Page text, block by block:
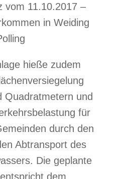
vom 11.10.2017 –
in Weiding
hieße zudem
Quadratmetern und
für
durch den
Abtransport des
Die geplante
dem